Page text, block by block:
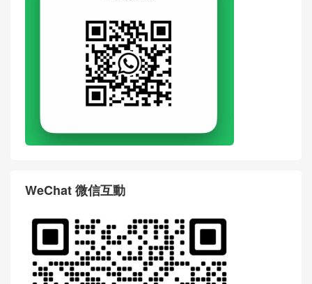
WeChat 微信互動